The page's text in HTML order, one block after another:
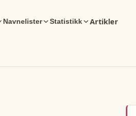
Navnelister Statistikk Artikler